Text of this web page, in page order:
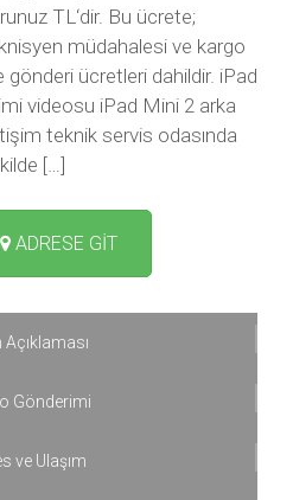
TL‘dir. Bu ücrete;
müdahalesi ve kargo
gönderi ücretleri dahildir. iPad
videosu iPad Mini 2 arka
teknik servis odasında
[…]
ADRESE GİT
Açıklaması
Gönderimi
ve Ulaşım